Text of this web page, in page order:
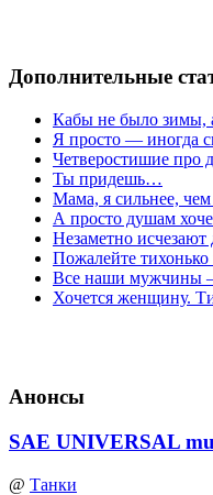
Дополнительные
Кабы не было зимы,
Я просто — иногда
Четверостишие про
Ты придешь…
Мама, я сильнее,
А просто душам
Незаметно исчезают
Пожалейте
Все наши мужчины
Хочется женщину.
Анонсы
SAE UNIVERSAL
@ Танки